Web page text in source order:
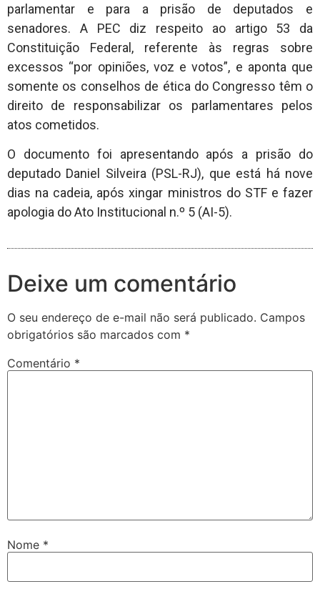
parlamentar e para a prisão de deputados e
senadores. A PEC diz respeito ao artigo 53 da
Constituição Federal, referente às regras sobre
excessos “por opiniões, voz e votos”, e aponta que
somente os conselhos de ética do Congresso têm o
direito de responsabilizar os parlamentares pelos
atos cometidos.
O documento foi apresentando após a prisão do
deputado Daniel Silveira (PSL-RJ), que está há nove
dias na cadeia, após xingar ministros do STF e fazer
apologia do Ato Institucional n.º 5 (AI-5).
Deixe um comentário
O seu endereço de e-mail não será publicado. Campos
obrigatórios são marcados com *
Comentário *
Nome *